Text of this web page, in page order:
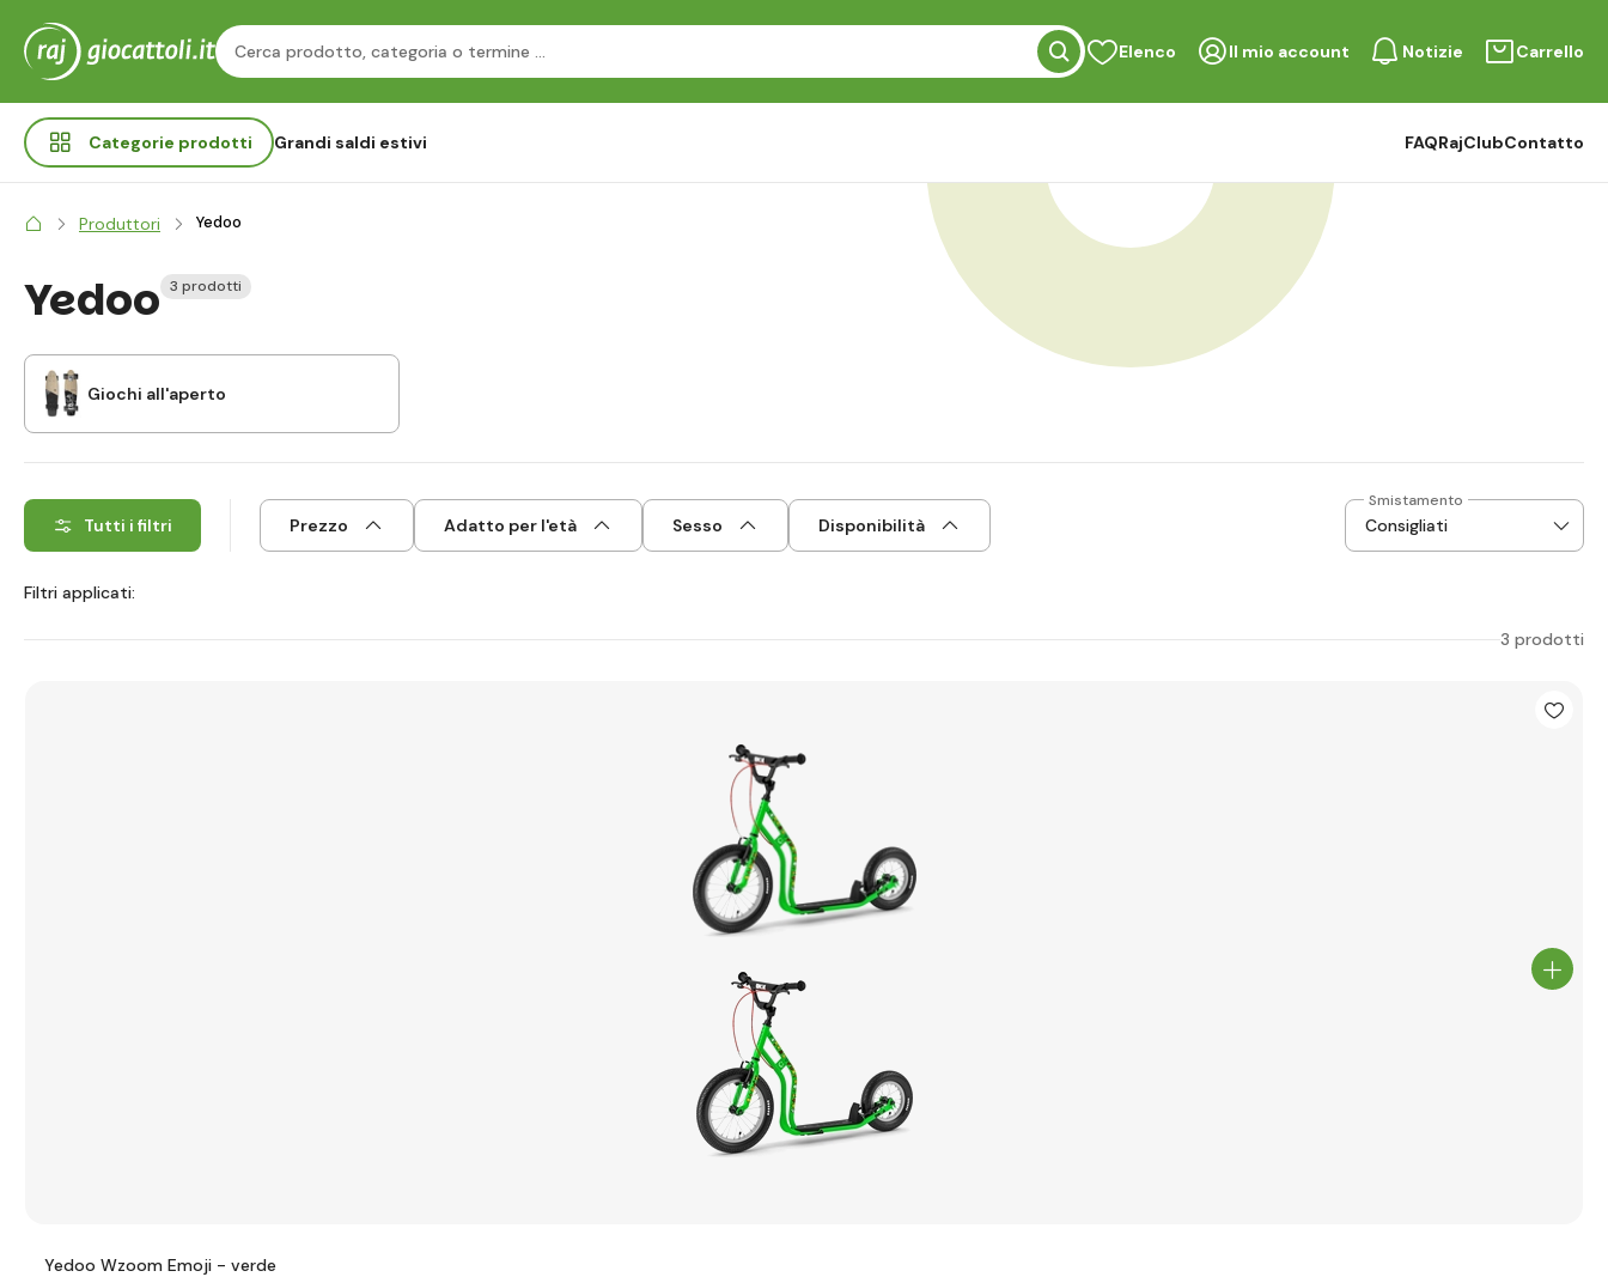
Elenco Il mio account Notizie Carrello
Categorie prodotti Grandi saldi estivi FAQRajClubContatto
Produttori Yedoo
Yedoo 3 prodotti
Giochi all'aperto
Tutti i filtri Prezzo Adatto per l'età Sesso Disponibilità
Smistamento
Filtri applicati:
3 prodotti
Yedoo Wzoom Emoji - verde